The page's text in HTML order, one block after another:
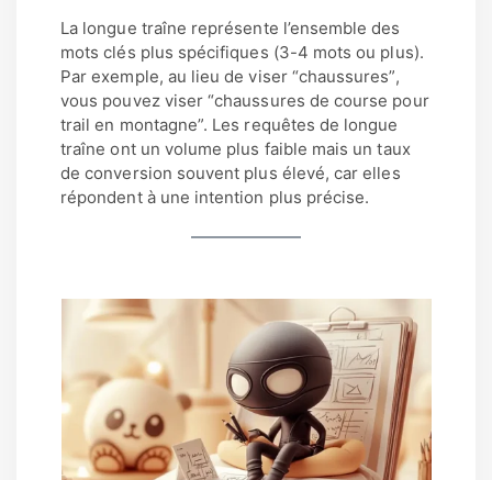
La longue traîne représente l’ensemble des
mots clés plus spécifiques (3-4 mots ou plus).
Par exemple, au lieu de viser “chaussures”,
vous pouvez viser “chaussures de course pour
trail en montagne”. Les requêtes de longue
traîne ont un volume plus faible mais un taux
de conversion souvent plus élevé, car elles
répondent à une intention plus précise.